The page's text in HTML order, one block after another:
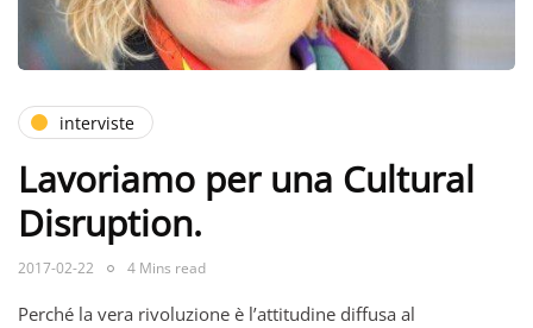
interviste
Lavoriamo per una Cultural
Disruption.
2017-02-22 4 Mins read
Perché la vera rivoluzione è l’attitudine diffusa al